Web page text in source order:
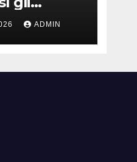
non si
più
ADMIN